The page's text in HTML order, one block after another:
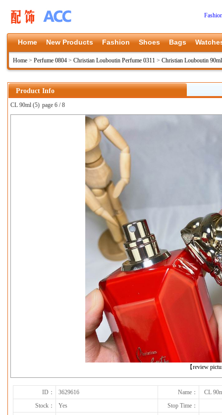
Home New Products Fashion Shoes Bags
Home > Perfume 0804 > Christian Louboutin Perfume 0311 > Christian Louboutin
Product Info
CL 90ml (5) page 6 / 8
【review
下一张
ID： 3629616 Name：
CL
Stock：
Yes
Stop Time：